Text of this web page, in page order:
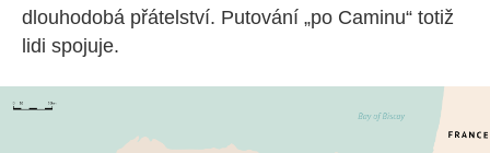
dlouhodobá přátelství. Putování „po Caminu“ totiž
lidi spojuje.